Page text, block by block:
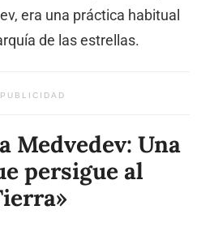
era una práctica habitual
de las estrellas.
PUBLICIDAD
Medvedev: Una
persigue al